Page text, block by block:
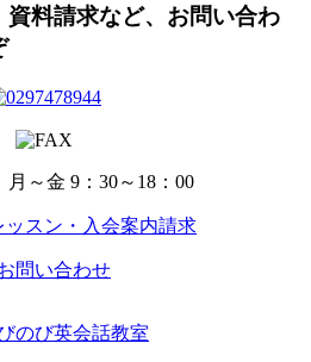
料請求など、 お問い合わ
月～金 9：30～18：00